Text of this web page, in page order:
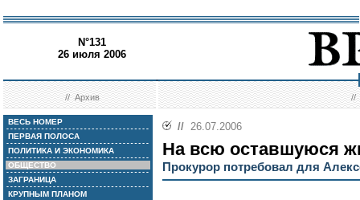
N°131
26 июля 2006
//Архив //
ВЕСЬ НОМЕР
ПЕРВАЯ ПОЛОСА
ПОЛИТИКА И ЭКОНОМИКА
ОБЩЕСТВО
ЗАГРАНИЦА
КРУПНЫМ ПЛАНОМ
// 26.07.2006
На всю оставшуюся
Прокурор потребовал для